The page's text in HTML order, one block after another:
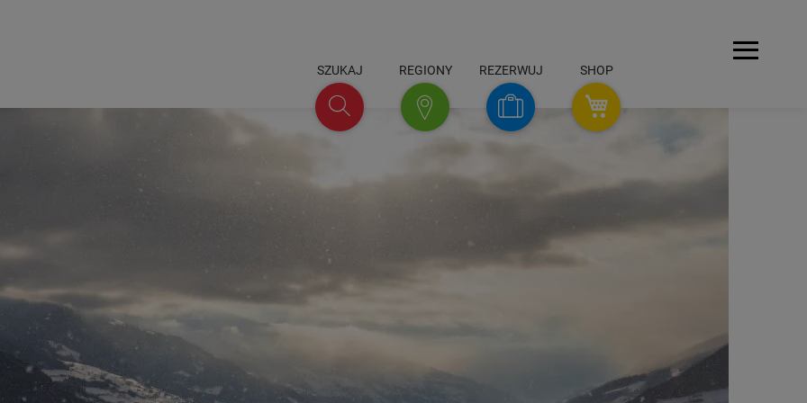
SZUKAJ REGIONY REZERWUJ SHOP
SHOP